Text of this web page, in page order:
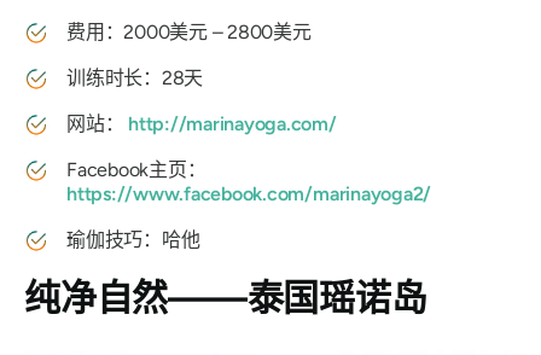
费用：2000美元 – 2800美元
训练时长：28天
网站：
http://marinayoga.com/
Facebook主页：
https://www.facebook.com/marinayoga2/
瑜伽技巧：哈他
纯净自然——泰国瑶诺岛